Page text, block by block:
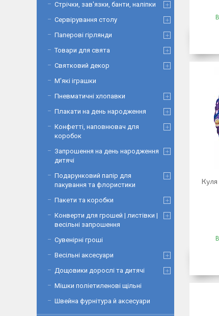
Куля
Стрічки, зав'язки, банти, наліпки
Сервірування столу
Паперові гірлянди
Товари для свята
Святковий декор
М'які іграшки
Пневматичні хлопавки
Плакати на день народження
Конфетті, наповнювач для
коробок
Запрошення на день народження
дитячі
Подарунковий папір для
пакування та флористики
Пакети та коробки
Конверти для грошей | листівки |
весільні запрошення
Сувенірні гроші
Весільні аксесуари
Дощовики дорослі та дитячі
Мішки поліетиленові щільні
Швейна фурнітура й аксесуари